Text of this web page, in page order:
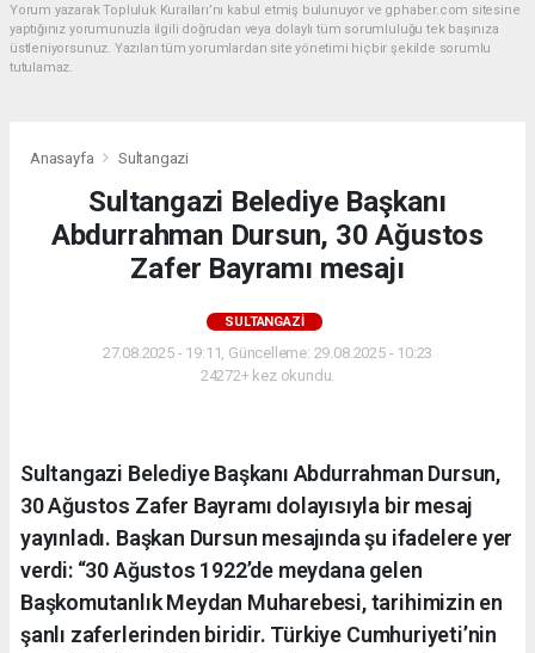
Yorum yazarak Topluluk Kuralları’nı kabul etmiş bulunuyor ve gphaber.com sitesine
yaptığınız yorumunuzla ilgili doğrudan veya dolaylı tüm sorumluluğu tek başınıza
üstleniyorsunuz. Yazılan tüm yorumlardan site yönetimi hiçbir şekilde sorumlu
tutulamaz.
Anasayfa Sultangazi
Sultangazi Belediye Başkanı
Abdurrahman Dursun, 30 Ağustos
Zafer Bayramı mesajı
SULTANGAZI
27.08.2025 - 19:11, Güncelleme: 29.08.2025 - 10:23
24272+ kez okundu.
Sultangazi Belediye Başkanı Abdurrahman Dursun,
30 Ağustos Zafer Bayramı dolayısıyla bir mesaj
yayınladı. Başkan Dursun mesajında şu ifadelere yer
verdi: “30 Ağustos 1922’de meydana gelen
Başkomutanlık Meydan Muharebesi, tarihimizin en
şanlı zaferlerinden biridir. Türkiye Cumhuriyeti’nin